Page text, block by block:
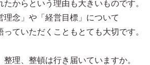
からという理由も大きいものです。
理念」や「経営目標」について
ていただくこともとても大切です。
整理、整頓は行き届いていますか。